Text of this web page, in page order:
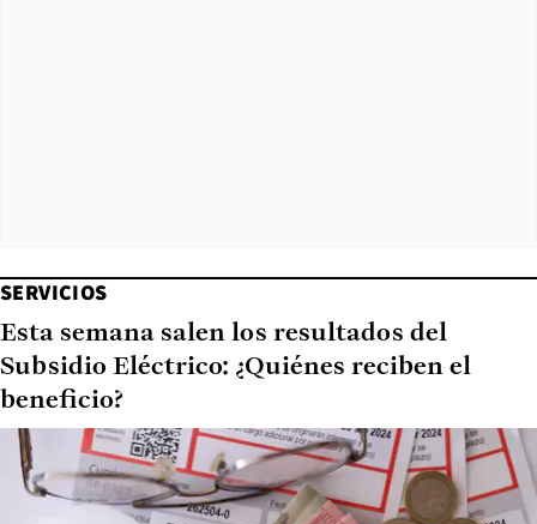
SERVICIOS
Esta semana salen los resultados del
Subsidio Eléctrico: ¿Quiénes reciben el
beneficio?